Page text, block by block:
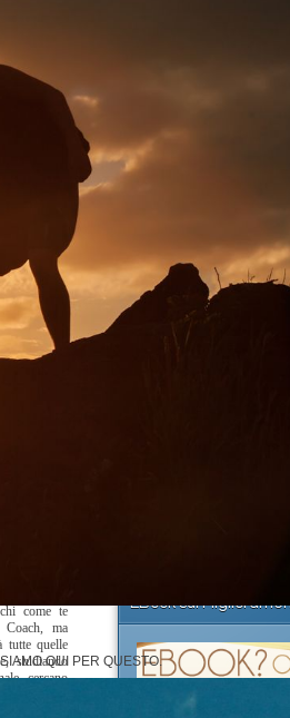
QUI PER QUESTO.
priva di
questo
emozioni
come te
Coach, ma
tutte quelle
studiando
cercano
Lun
26 27 28
EBook sul